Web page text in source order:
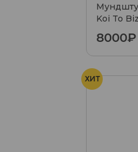
Koi To
8000₽
ХИТ